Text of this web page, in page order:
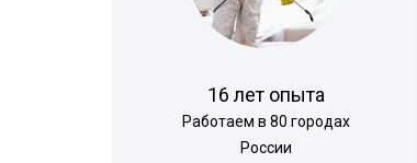
Долгоносик
16 лет опыта
Работаем в 80 городах
России